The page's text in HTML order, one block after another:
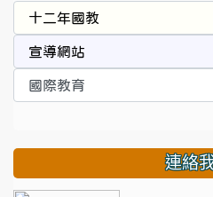
連絡